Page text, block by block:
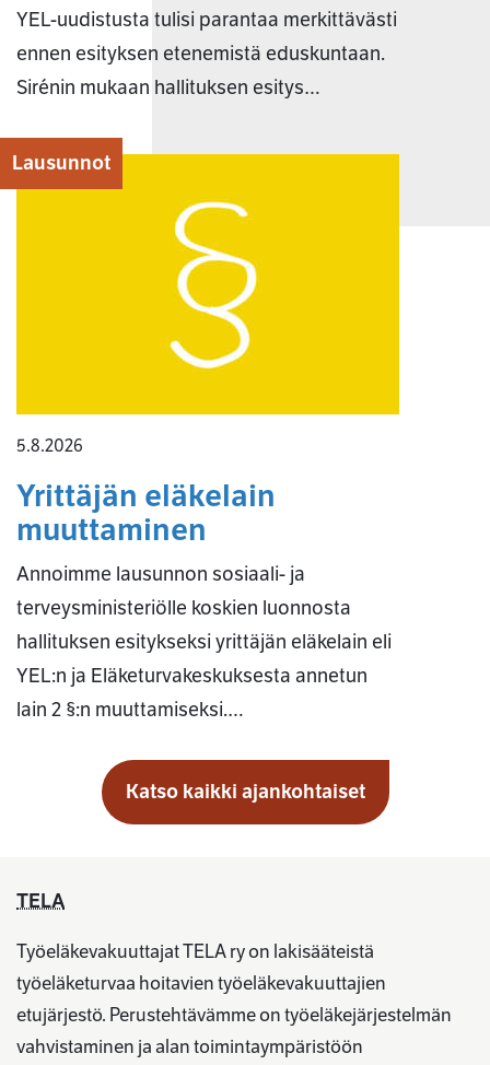
YEL-uudistusta tulisi parantaa merkittävästi
ennen esityksen etenemistä eduskuntaan.
Sirénin mukaan hallituksen esitys…
Lausunnot
5.8.2026
Yrittäjän eläkelain
muuttaminen
Annoimme lausunnon sosiaali- ja
terveysministeriölle koskien luonnosta
hallituksen esitykseksi yrittäjän eläkelain eli
YEL:n ja Eläketurvakeskuksesta annetun
lain 2 §:n muuttamiseksi.…
Katso kaikki ajankohtaiset
TELA
Työeläkevakuuttajat TELA ry on lakisääteistä
työeläketurvaa hoitavien työeläkevakuuttajien
etujärjestö. Perustehtävämme on työeläkejärjestelmän
vahvistaminen ja alan toimintaympäristöön